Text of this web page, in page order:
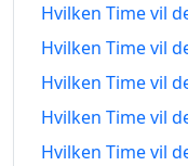
10
timer
siden
11
timer
Hvilken Time vil
Hvilken Time vil
Hvilken Time vil
Hvilken Time vil
Hvilken Time vil